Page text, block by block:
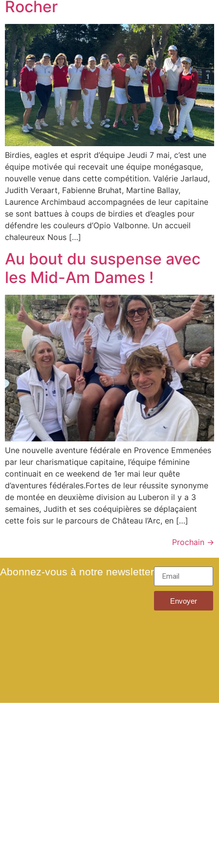
Rocher
Birdies, eagles et esprit d’équipe Jeudi 7 mai, c’est une
équipe motivée qui recevait une équipe monégasque,
nouvelle venue dans cette compétition. Valérie Jarlaud,
Judith Veraart, Fabienne Bruhat, Martine Ballay,
Laurence Archimbaud accompagnées de leur capitaine
se sont battues à coups de birdies et d’eagles pour
défendre les couleurs d’Opio Valbonne. Un accueil
chaleureux Nous […]
Au bout du suspense avec
les Mid-Am Dames !
Une nouvelle aventure fédérale en Provence Emmenées
par leur charismatique capitaine, l’équipe féminine
continuait en ce weekend de 1er mai leur quête
d’aventures fédérales.Fortes de leur réussite synonyme
de montée en deuxième division au Luberon il y a 3
semaines, Judith et ses coéquipières se déplaçaient
cette fois sur le parcours de Château l’Arc, en […]
Prochain →
Abonnez-vous à notre newsletter
Envoyer